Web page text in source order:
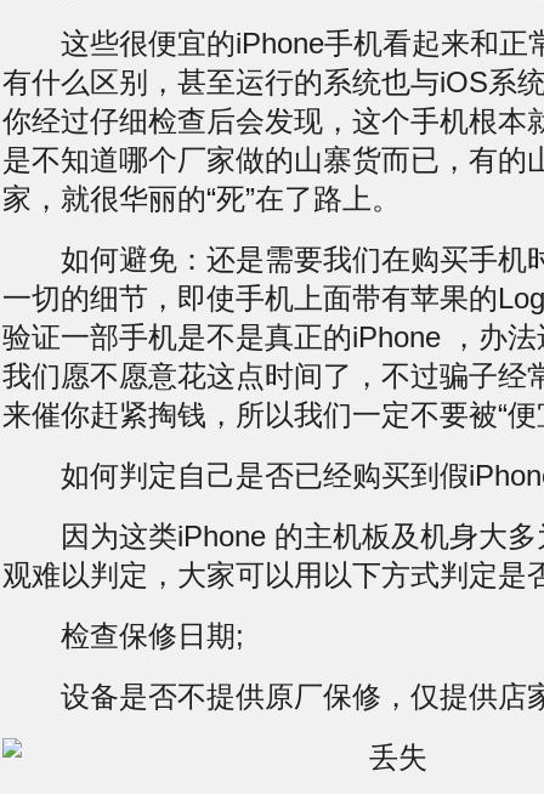
这些很便宜的iPhone手机看起来和正
有什么区别，甚至运行的系统也与iOS系
你经过仔细检查后会发现，这个手机根本
是不知道哪个厂家做的山寨货而已，有的
家，就很华丽的“死”在了路上。
如何避免：还是需要我们在购买手机
一切的细节，即使手机上面带有苹果的
验证一部手机是不是真正的iPhone ，办
我们愿不愿意花这点时间了，不过骗子经
来催你赶紧掏钱，所以我们一定不要被“
如何判定自己是否已经购买到假
因为这类iPhone 的主机板及机身大多
观难以判定，大家可以用以下方式判定是
检查保修日期;
设备是否不提供原厂保修，仅提供店